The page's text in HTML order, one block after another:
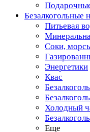
Безалкогольные
Питьевая
Соки,
Энергетики
Квас
Холодный
Еще